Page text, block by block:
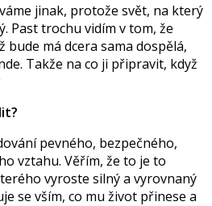
jinak, protože svět, na který
Past trochu vidím v tom, že
bude má dcera sama dospělá,
Takže na co ji připravit, když
pevného, bezpečného,
vztahu. Věřím, že to je to
vyroste silný a vyrovnaný
se vším, co mu život přinese a